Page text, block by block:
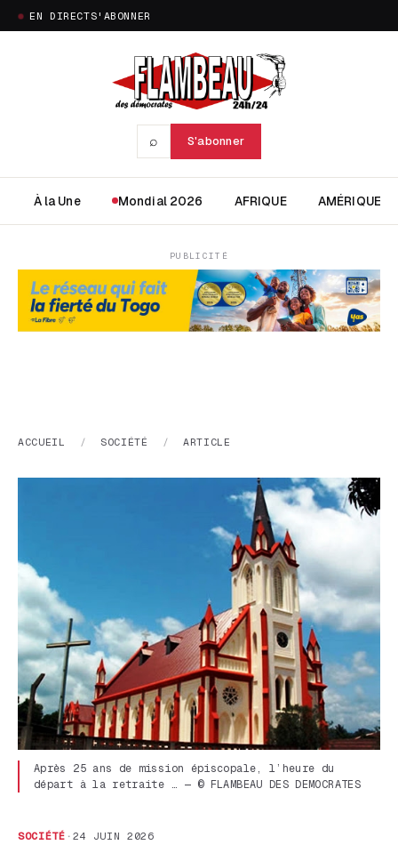
EN DIRECTS'ABONNER
⌕ S'abonner
À la Une Mondial 2026 AFRIQUE AMÉRIQUE
PUBLICITÉ
ACCUEIL / SOCIÉTÉ / ARTICLE
Après 25 ans de mission épiscopale, l’heure du
départ à la retraite … — © FLAMBEAU DES DEMOCRATES
SOCIÉTÉ · 24 JUIN 2026